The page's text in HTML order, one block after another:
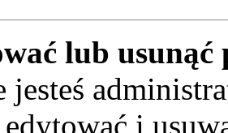
lub usunąć
jesteś
edytować i